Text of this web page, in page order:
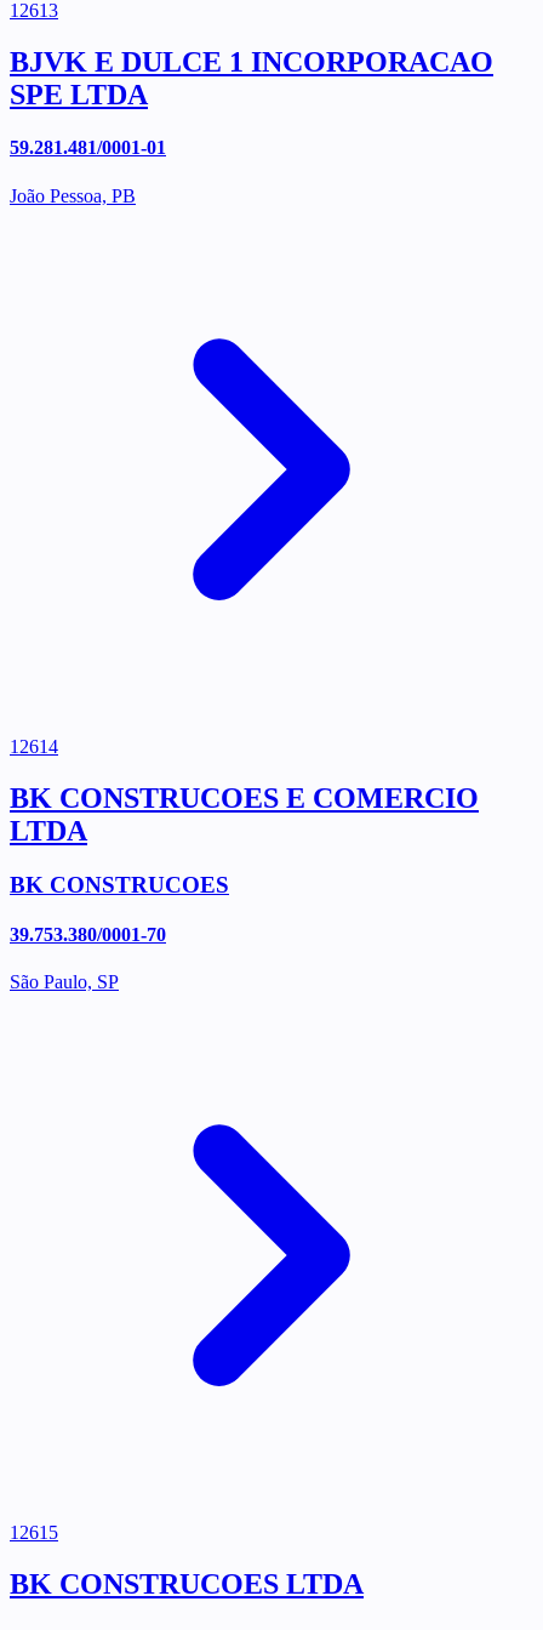
12613
BJVK E DULCE 1 INCORPORACAO
SPE LTDA
59.281.481/0001-01
João Pessoa, PB
12614
BK CONSTRUCOES E COMERCIO
LTDA
BK CONSTRUCOES
39.753.380/0001-70
São Paulo, SP
12615
BK CONSTRUCOES LTDA